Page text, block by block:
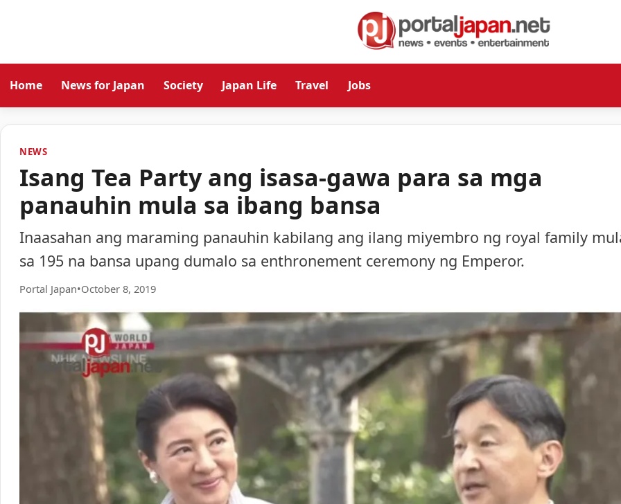
Home News for Japan Society Japan Life Travel Jobs
NEWS
Isang Tea Party ang isasa-gawa para sa mga
panauhin mula sa ibang bansa
Inaasahan ang maraming panauhin kabilang ang ilang miyembro ng royal family
sa 195 na bansa upang dumalo sa enthronement ceremony ng Emperor.
Portal Japan•October 8, 2019